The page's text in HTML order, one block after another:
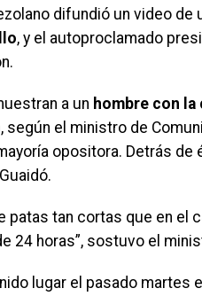
difundió un video
, y el autoproclamado
a un hombre con la
según el ministro de
opositora. Detrás
patas tan cortas que en el
24 horas”, sostuvo el
lugar el pasado martes